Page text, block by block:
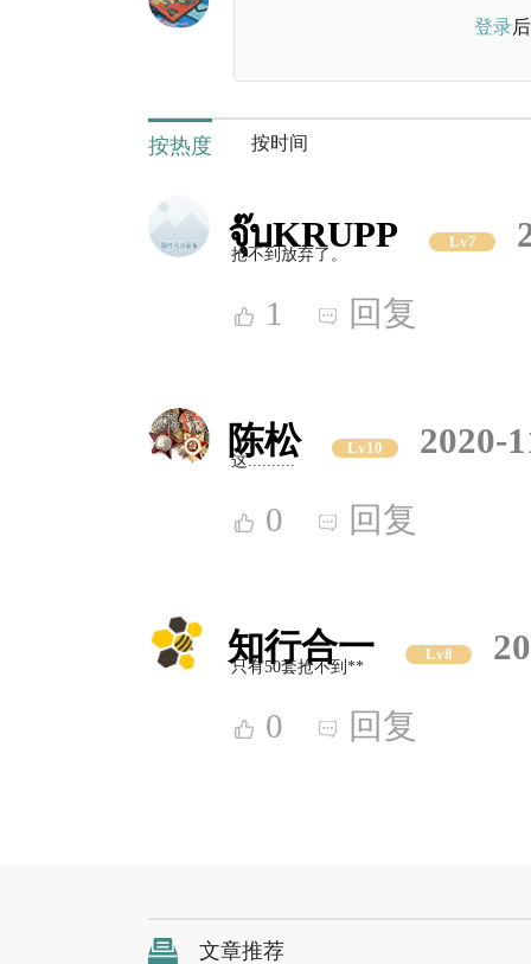
登录
按热度 按时间
จุ๊บKRUPP Lv7
抢不到放弃了。
1 回复
陈松 Lv10 2020-
这..........
0 回复
知行合一 Lv8
只有50套抢不到**
0 回复
文章推荐